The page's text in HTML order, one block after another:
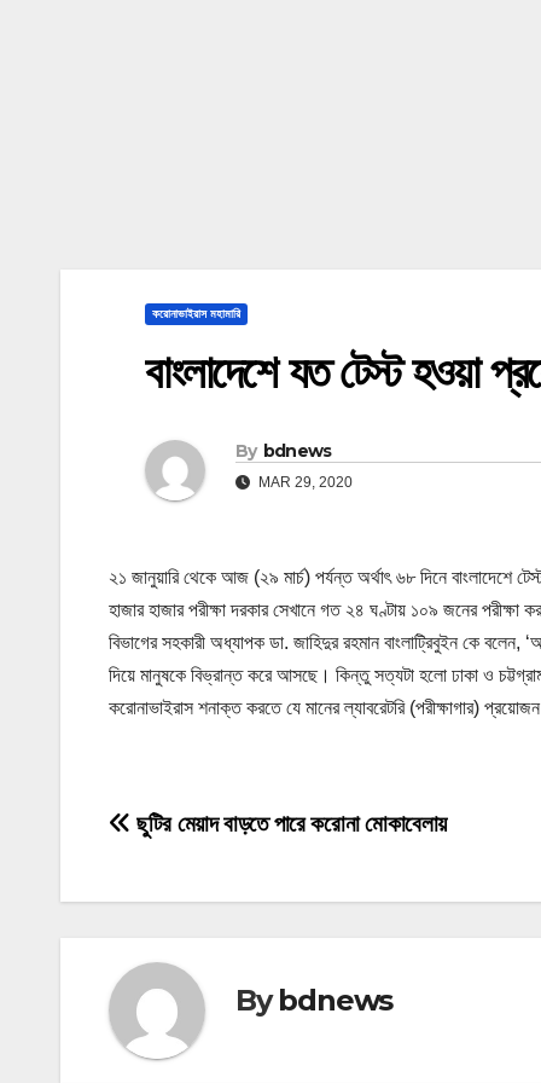
করোনাভাইরাস মহামারি
বাংলাদেশে যত টেস্ট হওয়া
By bdnews
MAR 29, 2020
২১ জানুয়ারি থেকে আজ (২৯ মার্চ) পর্যন্ত অর্থাৎ ৬৮ দিনে বাংলাদেশে
হাজার হাজার পরীক্ষা দরকার সেখানে গত ২৪ ঘণ্টায় ১০৯ জনের পরীক্ষা
বিভাগের সহকারী অধ্যাপক ডা. জাহিদুর রহমান বাংলাট্রিবুইন কে
দিয়ে মানুষকে বিভ্রান্ত করে আসছে। কিন্তু সত্যটা হলো ঢাকা ও
করোনাভাইরাস শনাক্ত করতে যে মানের ল্যাবরেটরি (পরীক্ষাগার)
P
t
n
ছুটির মেয়াদ বাড়তে পারে করোনা মোকাবেলায়
Bybdnews